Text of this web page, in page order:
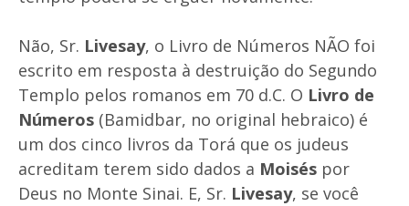
Não, Sr. Livesay, o Livro de Números NÃO foi
escrito em resposta à destruição do Segundo
Templo pelos romanos em 70 d.C. O Livro de
Números (Bamidbar, no original hebraico) é
um dos cinco livros da Torá que os judeus
acreditam terem sido dados a Moisés por
Deus no Monte Sinai. E, Sr. Livesay, se você